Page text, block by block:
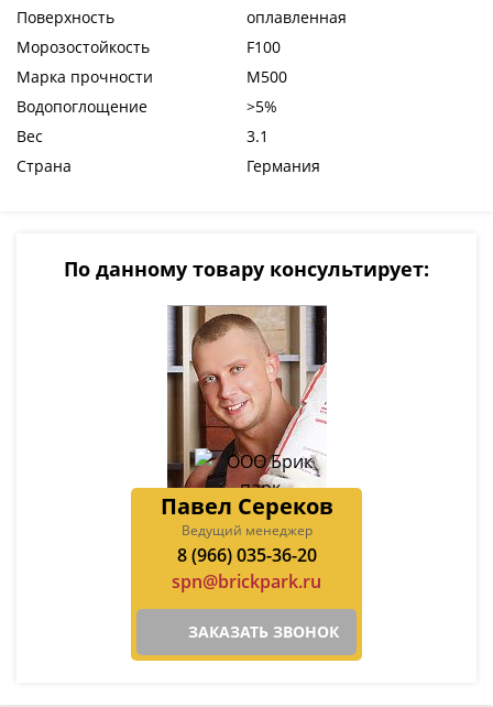
Поверхность
оплавленная
Морозостойкость
F100
Марка прочности
М500
Водопоглощение
>5%
Вес
3.1
Страна
Германия
По данному товару консультирует:
Павел Сереков
Ведущий менеджер
8 (966) 035-36-20
spn@brickpark.ru
ЗАКАЗАТЬ ЗВОНОК